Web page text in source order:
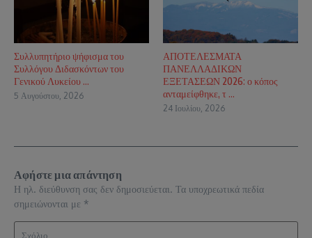
Συλλυπητήριο ψήφισμα του
Συλλόγου Διδασκόντων του
Γενικού Λυκείου ...
5 Αυγούστου, 2026
ΑΠΟΤΕΛΕΣΜΑΤΑ
ΠΑΝΕΛΛΑΔΙΚΩΝ
ΕΞΕΤΑΣΕΩΝ 2026: ο κόπος
ανταμείφθηκε, τ ...
24 Ιουλίου, 2026
Αφήστε μια απάντηση
Η ηλ. διεύθυνση σας δεν δημοσιεύεται. Τα υποχρεωτικά πεδία
σημειώνονται με *